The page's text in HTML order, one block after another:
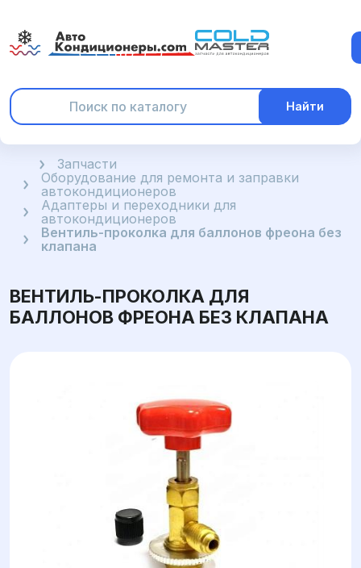
Найти
ГлавнаяЗапчасти
Оборудование для ремонта и заправки
автокондиционеров
Адаптеры и переходники для
автокондиционеров
Вентиль-проколка для баллонов фреона без
клапана
ВЕНТИЛЬ-ПРОКОЛКА ДЛЯ
БАЛЛОНОВ ФРЕОНА БЕЗ КЛАПАНА